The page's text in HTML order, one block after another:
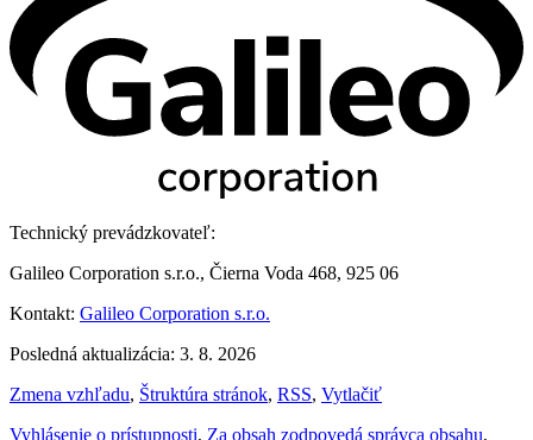
Technický prevádzkovateľ:
Galileo Corporation s.r.o., Čierna Voda 468, 925 06
Kontakt: Galileo Corporation s.r.o.
Posledná aktualizácia: 3. 8. 2026
Zmena vzhľadu, Štruktúra stránok, RSS, Vytlačiť
Vyhlásenie o prístupnosti, Za obsah zodpovedá správca obsahu,